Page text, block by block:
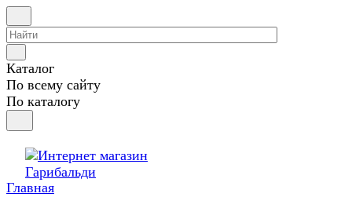
Каталог
По всему сайту
По каталогу
Главная